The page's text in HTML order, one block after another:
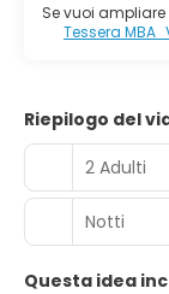
Se vuoi
Tessera
Riepilogo del
2 Adulti
Notti
Questa idea